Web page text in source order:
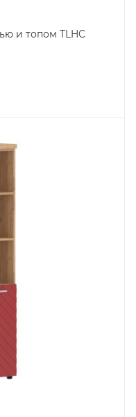
и топом TLHC